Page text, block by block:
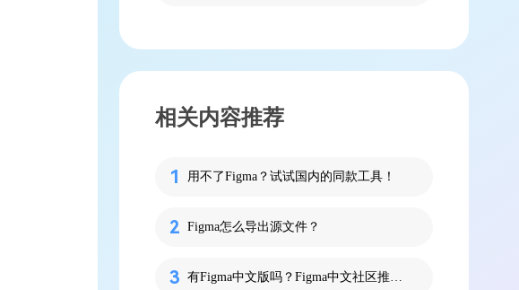
相关内容推荐
用不了Figma？试试国内的同款工具！
Figma怎么导出源文件？
有Figma中文版吗？Figma中文社区推荐！